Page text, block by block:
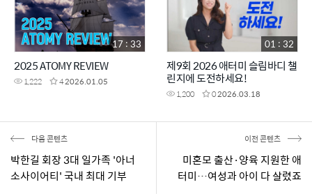
2025 ATOMY REVIEW
1,222 42026.01.05
17 : 33
제9회 2026 애터미 슬림바디 챌
린지에 도전하세요!
1,200 02026.03.18
01 : 32
다음 콘텐츠
박한길 회장 3대 일가족 '아너
소사이어티' 국내 최대 기부
이전 콘텐츠
미혼모 출산·양육 지원한 애
터미…여성과 아이 다 살렸죠